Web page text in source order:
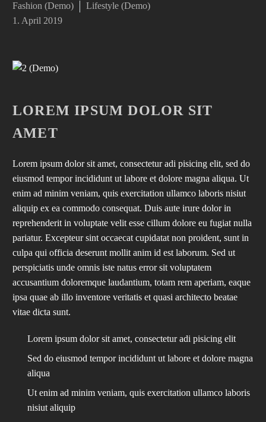
Fashion (Demo)
Lifestyle (Demo)
1. April 2019
LOREM IPSUM DOLOR SIT
AMET
Lorem ipsum dolor sit amet, consectetur adi pisicing elit, sed do
eiusmod tempor incididunt ut labore et dolore magna aliqua. Ut
enim ad minim veniam, quis exercitation ullamco laboris nisiut
aliquip ex ea commodo consequat. Duis aute irure dolor in
reprehenderit in voluptate velit esse cillum dolore eu fugiat nulla
pariatur. Excepteur sint occaecat cupidatat non proident, sunt in
culpa qui officia deserunt mollit anim id est laborum. Sed ut
perspiciatis unde omnis iste natus error sit voluptatem
accusantium doloremque laudantium, totam rem aperiam, eaque
ipsa quae ab illo inventore veritatis et quasi architecto beatae
vitae dicta sunt.
Lorem ipsum dolor sit amet, consectetur adi pisicing elit
Sed do eiusmod tempor incididunt ut labore et dolore magna
aliqua
Ut enim ad minim veniam, quis exercitation ullamco laboris
nisiut aliquip